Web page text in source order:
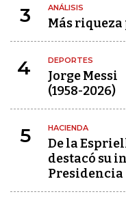
3 ANÁLISIS
Más
4 DEPORTES
Jorge Messi
(1958-2026)
5 HACIENDA
De la
destacó su
Presidencia